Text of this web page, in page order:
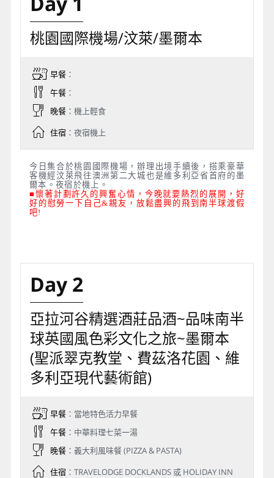
桃園國際機場/汶萊/墨爾本
早餐：
午餐：
晚餐：機上輕食
住宿：夜宿機上
今日集合於桃園國際機場，辦理出境手續後，搭乘豪華
客機經汶萊飛往澳洲第二大城也是維多利亞省首府的墨
爾本。夜宿於機上。
■懷著計劃許久的興奮心情，今晚就要熱烈的展開，好
好的慰勞一下自己&親友，放鬆盡興的飛到南半球渡假
吧!
Day 2
亞拉河谷精選酒莊品酒~品味南半
球英國風色彩文化之旅~墨爾本
(聖派翠克教堂、費茲洛花園、維
多利亞現代藝術館)
早餐：當地特色活力早餐
午餐：中華料理七菜一湯
晚餐：義大利風味餐 (PIZZA & PASTA)
住宿：TRAVELODGE DOCKLANDS 或 HOLIDAY INN